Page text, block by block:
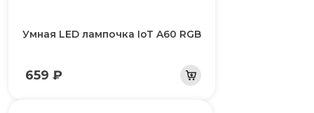
Умная LED лампочка IoT A60 RGB
659 ₽